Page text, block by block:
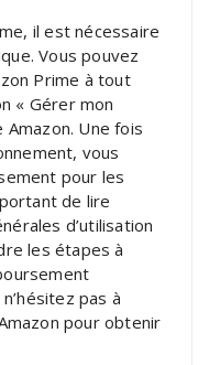
il est nécessaire
Vous pouvez
Prime à tout
« Gérer mon
Une fois
vous
pour les
de lire
d’utilisation
les étapes à
pas à
pour obtenir